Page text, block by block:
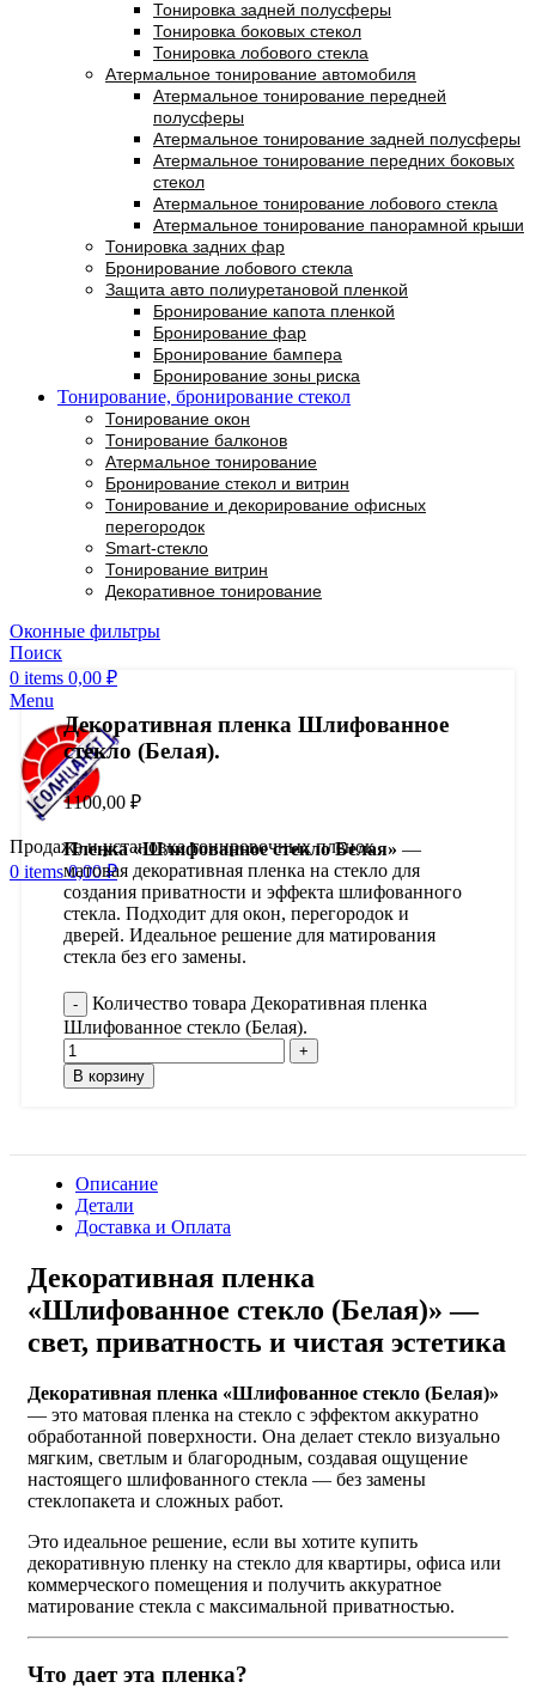
Тонировка задней полусферы
Тонировка боковых стекол
Тонировка лобового стекла
Атермальное тонирование автомобиля
Атермальное тонирование передней
полусферы
Атермальное тонирование задней полусферы
Атермальное тонирование передних боковых
стекол
Атермальное тонирование лобового стекла
Атермальное тонирование панорамной крыши
Тонировка задних фар
Бронирование лобового стекла
Защита авто полиуретановой пленкой
Бронирование капота пленкой
Бронирование фар
Бронирование бампера
Бронирование зоны риска
Тонирование, бронирование стекол
Тонирование окон
Тонирование балконов
Атермальное тонирование
Бронирование стекол и витрин
Тонирование и декорирование офисных
перегородок
Smart-стекло
Тонирование витрин
Декоративное тонирование
Оконные фильтры
Поиск
0 items 0,00 ₽
Menu
Продажа и установка тонировочных пленок
0 items 0,00₽
Декоративная пленка Шлифованное
стекло (Белая).
1100,00 ₽
Пленка «Шлифованное стекло Белая» —
матовая декоративная пленка на стекло для
создания приватности и эффекта шлифованного
стекла. Подходит для окон, перегородок и
дверей. Идеальное решение для матирования
стекла без его замены.
Количество товара Декоративная пленка
Шлифованное стекло (Белая).
В корзину
Описание
Детали
Доставка и Оплата
Декоративная пленка
«Шлифованное стекло (Белая)» —
свет, приватность и чистая эстетика
Декоративная пленка «Шлифованное стекло (Белая)»
— это матовая пленка на стекло с эффектом аккуратно
обработанной поверхности. Она делает стекло визуально
мягким, светлым и благородным, создавая ощущение
настоящего шлифованного стекла — без замены
стеклопакета и сложных работ.
Это идеальное решение, если вы хотите купить
декоративную пленку на стекло для квартиры, офиса или
коммерческого помещения и получить аккуратное
матирование стекла с максимальной приватностью.
Что дает эта пленка?